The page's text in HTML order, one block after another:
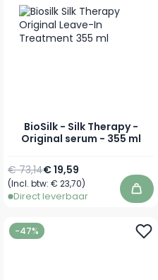
BioSilk - Silk Therapy -
Original serum - 355 ml
Speciale prijs
€ 19,59
Normale prijs
€ 73,14
(Incl. btw: € 23,70)
Direct leverbaar In
-47%